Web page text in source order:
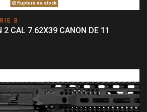
Rupture de stock
B
2 CAL 7.62X39 CANON DE 11